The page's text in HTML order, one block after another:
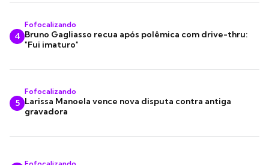
4
Fofocalizando
Bruno Gagliasso recua após polêmica com drive-thru:
"Fui imaturo"
5
Fofocalizando
Larissa Manoela vence nova disputa contra antiga
gravadora